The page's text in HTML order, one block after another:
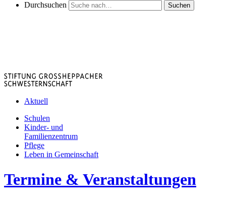
Durchsuchen
Suchen
Aktuell
Schulen
Kinder- und
Familienzentrum
Pflege
Leben in Gemeinschaft
Termine & Veranstaltungen